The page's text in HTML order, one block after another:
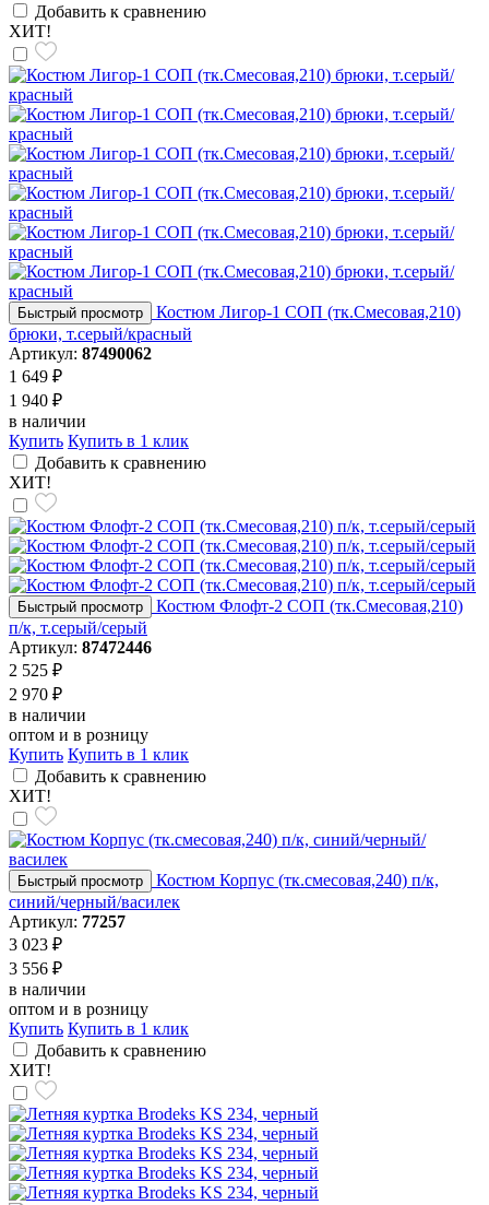
Добавить к сравнению
ХИТ!
Быстрый просмотр
Костюм Лигор-1 СОП (тк.Смесовая,210)
брюки, т.серый/красный
Артикул: 87490062
1 649 ₽
1 940 ₽
в наличии
Купить Купить в 1 клик
Добавить к сравнению
ХИТ!
Быстрый просмотр
Костюм Флофт-2 СОП (тк.Смесовая,210)
п/к, т.серый/серый
Артикул: 87472446
2 525 ₽
2 970 ₽
в наличии
оптом и в розницу
Купить Купить в 1 клик
Добавить к сравнению
ХИТ!
Быстрый просмотр
Костюм Корпус (тк.смесовая,240) п/к,
синий/черный/василек
Артикул: 77257
3 023 ₽
3 556 ₽
в наличии
оптом и в розницу
Купить Купить в 1 клик
Добавить к сравнению
ХИТ!